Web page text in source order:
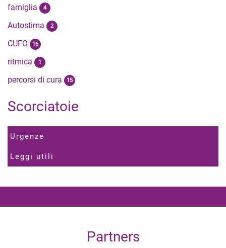
famiglia 4
Autostima 2
CUFO 16
ritmica 1
percorsi di cura 15
Scorciatoie
Urgenze
Leggi utili
Partners